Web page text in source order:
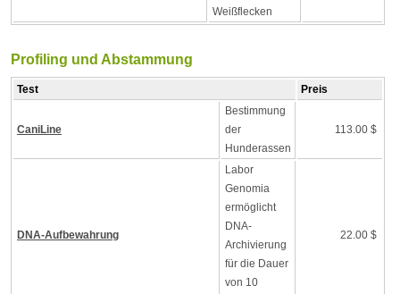
Weißflecken
Profiling und Abstammung
Test Preis
CaniLine
Bestimmung
der
Hunderassen
113.00 $
DNA-Aufbewahrung
Labor
Genomia
ermöglicht
DNA-
Archivierung
für die Dauer
von 10
22.00 $